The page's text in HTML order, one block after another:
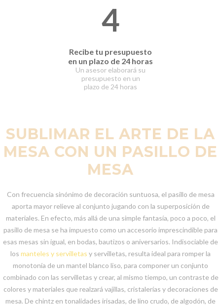
4
Recibe tu presupuesto
en un plazo de 24 horas
Un asesor elaborará su
presupuesto en un
plazo de 24 horas
SUBLIMAR EL ARTE DE LA
MESA CON UN PASILLO DE
MESA
Con frecuencia sinónimo de decoración suntuosa, el pasillo de mesa
aporta mayor relieve al conjunto jugando con la superposición de
materiales. En efecto, más allá de una simple fantasía, poco a poco, el
pasillo de mesa se ha impuesto como un accesorio imprescindible para
esas mesas sin igual, en bodas, bautizos o aniversarios. Indisociable de
los manteles y servilletas y servilletas, resulta ideal para romper la
monotonía de un mantel blanco liso, para componer un conjunto
combinado con las servilletas y crear, al mismo tiempo, un contraste de
colores y materiales que realzará vajillas, cristalerías y decoraciones de
mesa. De chintz en tonalidades irisadas, de lino crudo, de algodón, de